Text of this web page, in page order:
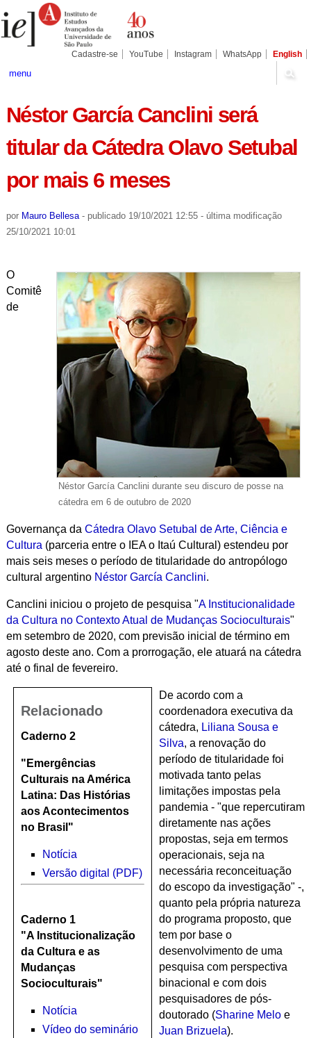
para
conteúdo.
Pessoais
Cadastre-se YouTube Instagram WhatsApp English
menu
Néstor García Canclini será
titular da Cátedra Olavo Setubal
por mais 6 meses
por Mauro Bellesa - publicado19/10/2021 12:55 - última modificação
25/10/2021 10:01
Néstor García Canclini durante seu discuro de posse na
cátedra em 6 de outubro de 2020
O
Comitê
de
Governança da Cátedra Olavo Setubal de Arte, Ciência e
Cultura (parceria entre o IEA o Itaú Cultural) estendeu por
mais seis meses o período de titularidade do antropólogo
cultural argentino Néstor García Canclini.
Canclini iniciou o projeto de pesquisa "A Institucionalidade
da Cultura no Contexto Atual de Mudanças Socioculturais"
em setembro de 2020, com previsão inicial de término em
agosto deste ano. Com a prorrogação, ele atuará na cátedra
até o final de fevereiro.
Relacionado
Caderno 2
"Emergências
Culturais na América
Latina: Das Histórias
aos Acontecimentos
no Brasil"
Notícia
Versão digital (PDF)
Caderno 1
"A Institucionalização
da Cultura e as
Mudanças
Socioculturais"
Notícia
Vídeo do seminário
De acordo com a
coordenadora executiva da
cátedra, Liliana Sousa e
Silva, a renovação do
período de titularidade foi
motivada tanto pelas
limitações impostas pela
pandemia - "que repercutiram
diretamente nas ações
propostas, seja em termos
operacionais, seja na
necessária reconceituação
do escopo da investigação" -,
quanto pela própria natureza
do programa proposto, que
tem por base o
desenvolvimento de uma
pesquisa com perspectiva
binacional e com dois
pesquisadores de pós-
doutorado (Sharine Meloe
Juan Brizuela).